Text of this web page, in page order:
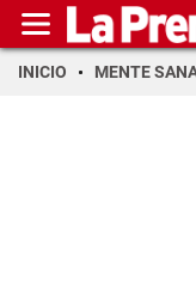
INICIO MENTE